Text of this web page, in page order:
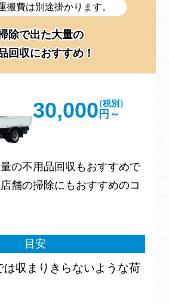
搬費は別途掛かります。
除で出た大量の
回収におすすめ！
30,000 円～
（税別）
の不用品回収もおすすめで
舗の掃除にもおすすめのコ
目安
は収まりきらないような荷